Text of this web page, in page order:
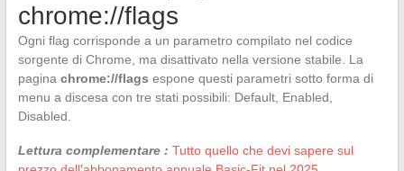
chrome://flags
Ogni flag corrisponde a un parametro compilato nel codice
sorgente di Chrome, ma disattivato nella versione stabile. La
pagina chrome://flags espone questi parametri sotto forma di
menu a discesa con tre stati possibili: Default, Enabled,
Disabled.
Lettura complementare : Tutto quello che devi sapere sul